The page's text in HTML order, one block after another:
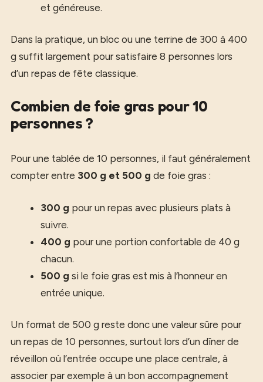
et généreuse.
Dans la pratique, un bloc ou une terrine de 300 à 400
g suffit largement pour satisfaire 8 personnes lors
d’un repas de fête classique.
Combien de foie gras pour 10
personnes ?
Pour une tablée de 10 personnes, il faut généralement
compter entre 300 g et 500 g de foie gras :
300 g pour un repas avec plusieurs plats à
suivre.
400 g pour une portion confortable de 40 g
chacun.
500 g si le foie gras est mis à l’honneur en
entrée unique.
Un format de 500 g reste donc une valeur sûre pour
un repas de 10 personnes, surtout lors d’un dîner de
réveillon où l’entrée occupe une place centrale, à
associer par exemple à un bon accompagnement